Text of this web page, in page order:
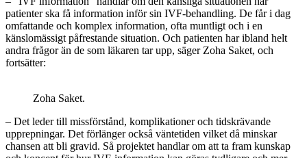
patienter ska få information inför sin IVF-behandling. De får i dag
omfattande och komplex information, ofta muntligt och i en
känslomässigt påfrestande situation. Och patienten har ibland helt
andra frågor än de som läkaren tar upp, säger Zoha Saket, och
fortsätter:
Zoha Saket.
– Det leder till missförstånd, komplikationer och tidskrävande
upprepningar. Det förlänger också väntetiden vilket då minskar
chansen att bli gravid. Så projektet handlar om att ta fram kunskap